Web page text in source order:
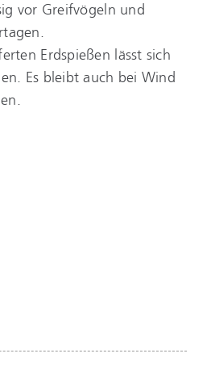
vor Greifvögeln und
Erdspießen lässt sich
Es bleibt auch bei Wind